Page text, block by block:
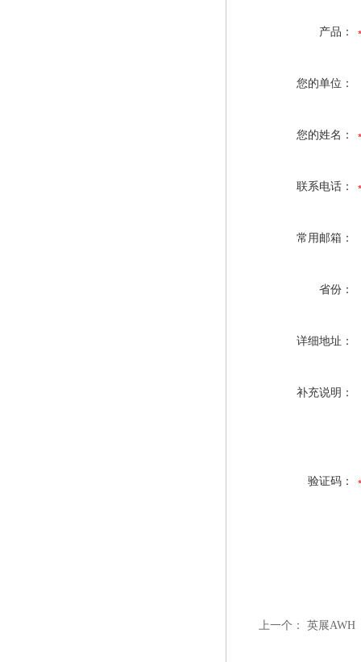
产品：
您的单位：
您的姓名：
联系电话：
常用邮箱：
省份：
详细地址：
补充说明：
验证码：
上一个： 英展AWH